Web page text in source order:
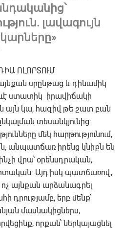
լավագույն
ՈԼՈՐՏՈՒՄ
սրընթաց և դինամիկ
ստատիկ իրավիճակի
այն կա, հազիվ թե շատ բան
տեսանկյունից:
մեկ հարթությունում,
անպատճառ իրենց կնիքն են
վրա՝ օրենսդրական,
Այդ իսկ պատճառով,
ոչ այնքան արձանագրել
դրությամբ, երբ մենք՝
մասնակիցներս,
որքան՝ ներկայացնել